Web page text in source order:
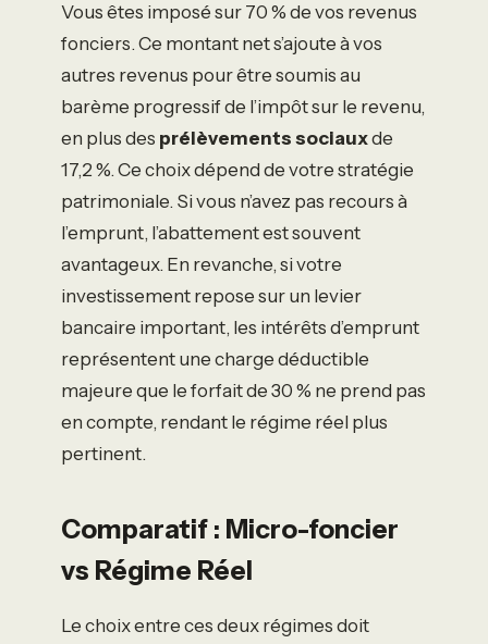
Vous êtes imposé sur 70 % de vos revenus
fonciers. Ce montant net s’ajoute à vos
autres revenus pour être soumis au
barème progressif de l’impôt sur le revenu,
en plus des prélèvements sociauxde
17,2 %. Ce choix dépend de votre stratégie
patrimoniale. Si vous n’avez pas recours à
l’emprunt, l’abattement est souvent
avantageux. En revanche, si votre
investissement repose sur un levier
bancaire important, les intérêts d’emprunt
représentent une charge déductible
majeure que le forfait de 30 % ne prend pas
en compte, rendant le régime réel plus
pertinent.
Comparatif : Micro-foncier
vs Régime Réel
Le choix entre ces deux régimes doit